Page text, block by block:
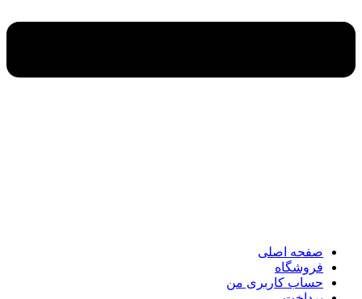
صفحه اصلی
فروشگاه
حساب کاربری من